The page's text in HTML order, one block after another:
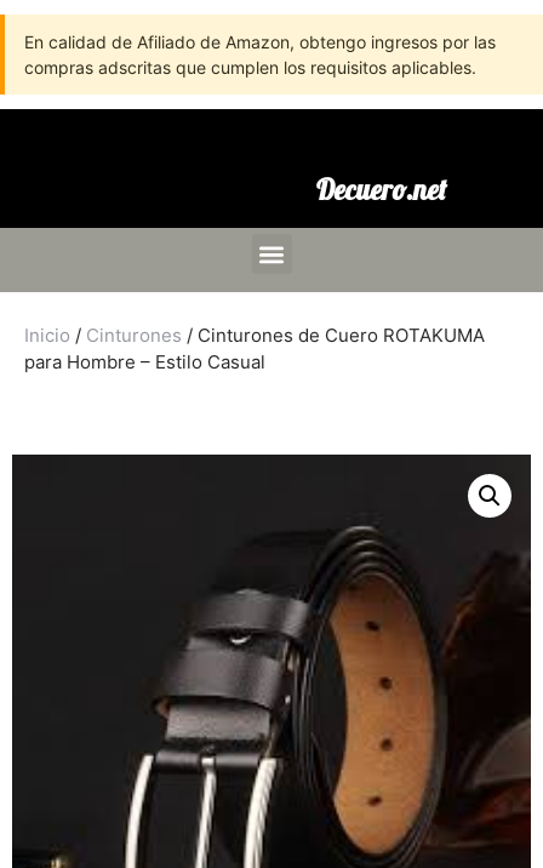
En calidad de Afiliado de Amazon, obtengo ingresos por las
compras adscritas que cumplen los requisitos aplicables.
Decuero.net
Inicio / Cinturones / Cinturones de Cuero ROTAKUMA
para Hombre – Estilo Casual